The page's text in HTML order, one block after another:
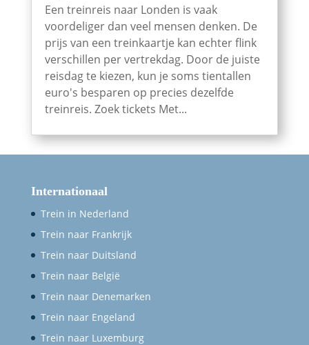
Een treinreis naar Londen is vaak
voordeliger dan veel mensen denken. De
prijs van een treinkaartje kan echter flink
verschillen per vertrekdag. Door de juiste
reisdag te kiezen, kun je soms tientallen
euro's besparen op precies dezelfde
treinreis. Zoek tickets Met...
Internationaal
Trein in Nederland
Trein naar Frankrijk
Trein naar Duitsland
Trein naar België
Trein naar Denemarken
Trein naar Engeland
Trein naar Luxemburg